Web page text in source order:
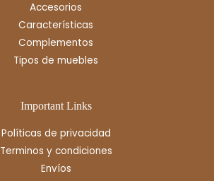
Accesorios
Características
Complementos
Tipos de muebles
Important Links
Políticas de privacidad
Terminos y condiciones
Envíos